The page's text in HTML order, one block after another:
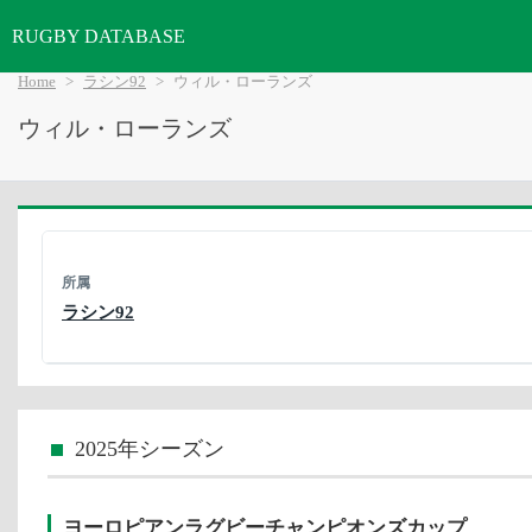
RUGBY DATABASE
Home ラシン92 ウィル・ローランズ
ウィル・ローランズ
所属
ラシン92
2025年シーズン
ヨーロピアンラグビーチャンピオンズカップ